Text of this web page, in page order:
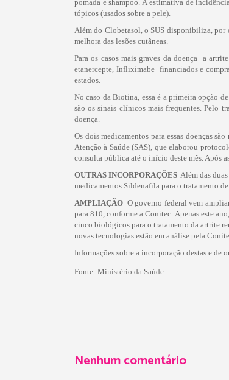
pomada e shampoo. A estimativa de
tópicos (usados sobre a pele).
Além do Clobetasol, o SUS disponibiliza, por
melhora das lesões cutâneas.
Para os casos mais graves da doença  a
etanercepte, Infliximabe  financiados e
estados.
No caso da Biotina, essa é a primeira opção
são os sinais clínicos mais frequentes. Pelo
doença.
Os dois medicamentos para essas doenças
Atenção à Saúde (SAS), que elaborou
consulta pública até o início deste mês. Após
OUTRAS INCORPORAÇÕES  Além das
medicamentos Sildenafila para o tratamento
AMPLIAÇÃO  O governo federal vem
para 810, conforme a Conitec. Apenas este
cinco biológicos para o tratamento da artrite
novas tecnologias estão em análise pela
Informações sobre a incorporação destas e de
Fonte: Ministério da Saúde
Nenhum comentário